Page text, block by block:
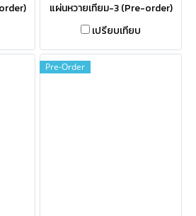
แผ่นหวายเทียม-3 (Pre-order)
เปรียบเทียบ
Pre-Order